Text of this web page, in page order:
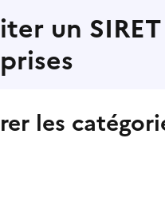
un
les
une des thématiques